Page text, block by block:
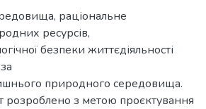
раціональне
ресурсів,
безпеки життєдіяльності
природного середовища.
з метою проєктування